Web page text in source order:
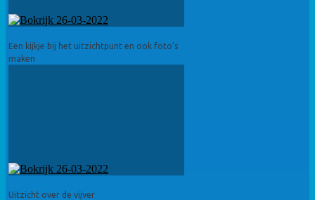
Een kijkje bij het uitzichtpunt en ook foto’s
maken
Uitzicht over de vijver